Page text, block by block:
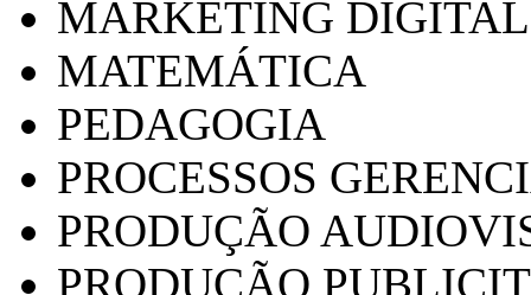
MARKETING DIGITAL
MATEMÁTICA
PEDAGOGIA
PROCESSOS
PRODUÇÃO
PRODUÇÃO